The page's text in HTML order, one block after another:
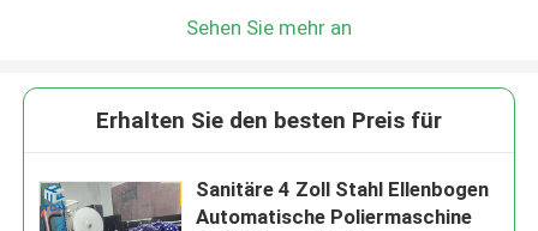
Sehen Sie mehr an
Erhalten Sie den besten Preis für
Sanitäre 4 Zoll Stahl Ellenbogen
Automatische Poliermaschine